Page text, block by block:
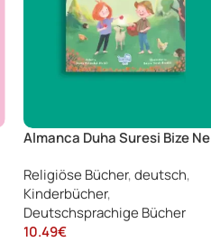
Almanca Duha Suresi Bize Ne
Sure Al-Duha)
Religiöse Bücher,deutsch,
Kinderbücher,
Deutschsprachige Bücher
10.49€